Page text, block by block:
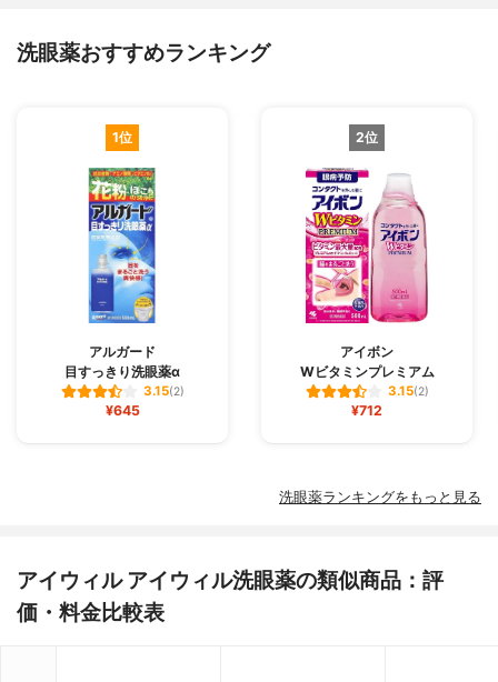
洗眼薬おすすめランキング
1位
アルガード
目すっきり洗眼薬α
3.15(2)
¥645
2位
アイボン
Wビタミンプレミアム
3.15(2)
¥712
洗眼薬ランキングをもっと見る
アイウィル アイウィル洗眼薬の類似商品：評
価・料金比較表